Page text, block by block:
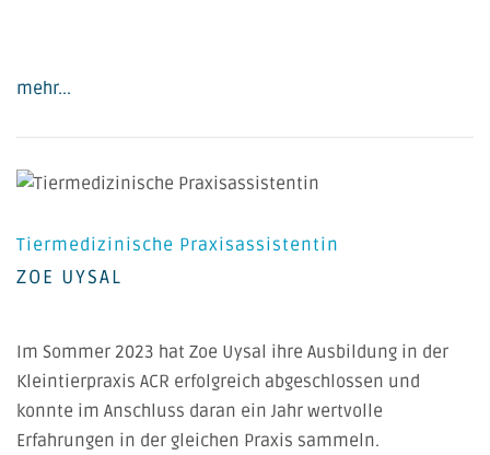
mehr...
Tiermedizinische Praxisassistentin
ZOE UYSAL
Im Sommer 2023 hat Zoe Uysal ihre Ausbildung in der
Kleintierpraxis ACR erfolgreich abgeschlossen und
konnte im Anschluss daran ein Jahr wertvolle
Erfahrungen in der gleichen Praxis sammeln.